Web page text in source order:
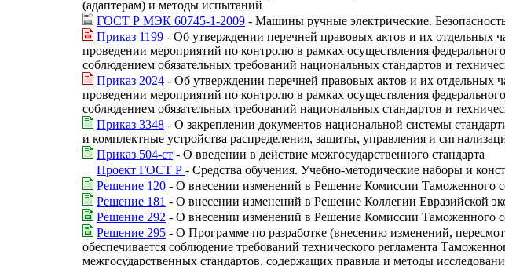
(адаптерам) и методы испытаний
ГОСТ Р МЭК 60745-1-2009 - Машины ручные электрические.
Приказ 1199 - Об утверждении перечней правовых актов и их отдельных
проведении мероприятий по контролю в рамках осуществления
соблюдением обязательных требований национальных стандартов и
Приказ 2024 - Об утверждении перечней правовых актов и их отдельных
проведении мероприятий по контролю в рамках осуществления
соблюдением обязательных требований национальных стандартов и
Приказ 3348 - О закреплении документов национальной системы
и комплектные устройства распределения, защиты, управления и
Приказ 504-ст - О введении в действие межгосударственного стандарта
Проект ГОСТ Р - Средства обучения. Учебно-методические наборы и
Решение 120 - О внесении изменений в Решение Комиссии Таможенного
Решение 181 - О внесении изменений в Решение Коллегии Евразийской
Решение 292 - О внесении изменений в Решение Комиссии Таможенного
Решение 295 - О Программе по разработке (внесению изменений,
обеспечивается соблюдение требований технического регламента
межгосударственных стандартов, содержащих правила и методы